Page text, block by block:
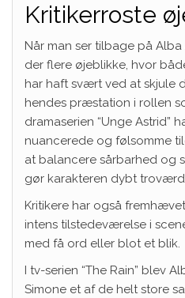
Kritikerroste
Når man ser tilbage på
der flere øjeblikke, hvor
har haft svært ved at skjule
hendes præstation i rollen
dramaserien “Unge Astrid”
nuancerede og følsomme
at balancere sårbarhed og
gør karakteren dybt
Kritikere har også
intens tilstedeværelse i
med få ord eller blot et blik.
I tv-serien “The Rain” blev
Simone et af de helt store